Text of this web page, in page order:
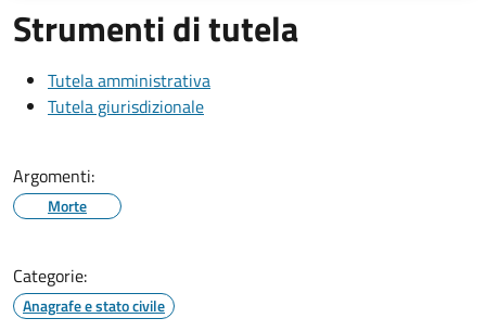
Strumenti di tutela
Tutela amministrativa
Tutela giurisdizionale
Argomenti:
Morte
Categorie:
Anagrafe e stato civile